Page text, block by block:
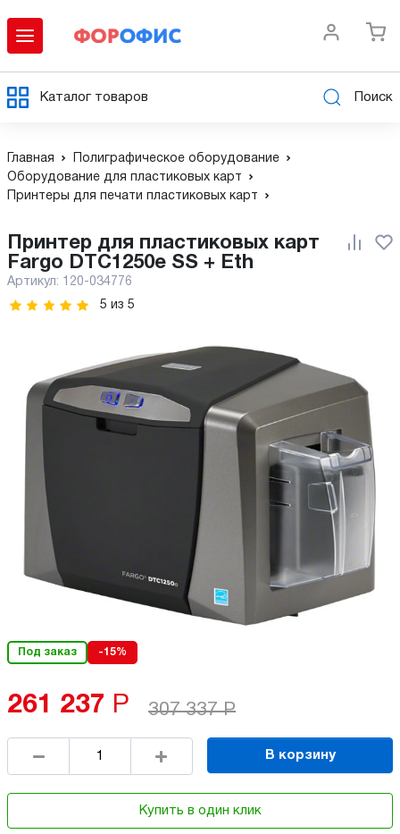
Каталог товаров Поиск
Главная
Полиграфическое оборудование
Оборудование для пластиковых карт
Принтеры для печати пластиковых карт
Fargo DTC1250e SS + Eth
Артикул: 120-034776
5 из 5
Под заказ -15%
261 237 Р 307 337 Р
В корзину
Купить в один клик